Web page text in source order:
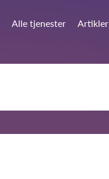
Alle tjenester Artikler